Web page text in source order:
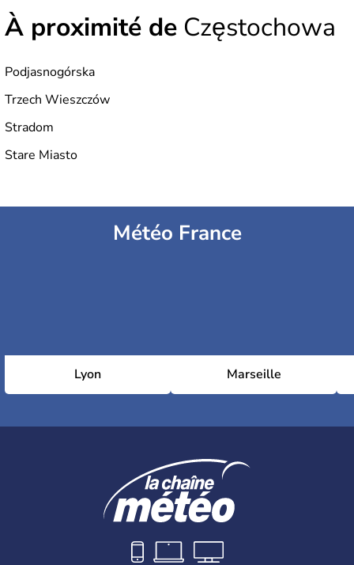
À proximité de Częstochowa
Podjasnogórska
Trzech Wieszczów
Stradom
Stare Miasto
Météo France
Lyon Marseille